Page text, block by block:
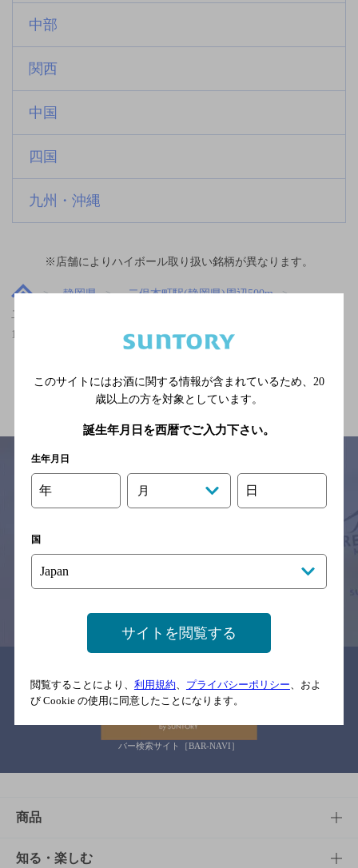
中部
関西
中国
四国
九州・沖縄
※店舗によりハイボール取り扱い銘柄が異なります。
静岡県
二俣本町駅(静岡県)周辺500m
二俣本町駅(静岡県)周辺500m,隠れ家的フンイキ,7,000円以上～
10,000円未満のお店
関連ページ
サイトマップ 利用規約
念のためお店にご確認の上ご来店くださいますようお願い申し上げま
バー検索サイト［BAR-NAVI］
商品
商品TOP
知る・楽しむ
このサイトにはお酒に関する情報が含まれているため、 20
歳以上の方を対象としています。
誕生年月日を西暦でご入力下さい。
生年月日
年 月 日
国
サイトを閲覧する
閲覧することにより、 利用規約 プライバシーポリシー 、およ
び Cookie の使用に同意したことになります。